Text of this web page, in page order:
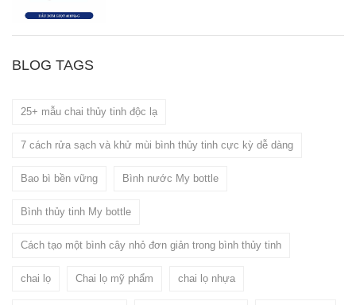
BLOG TAGS
25+ mẫu chai thủy tinh độc lạ
7 cách rửa sạch và khử mùi bình thủy tinh cực kỳ dễ dàng
Bao bì bền vững Bình nước My bottle
Bình thủy tinh My bottle
Cách tạo một bình cây nhỏ đơn giản trong bình thủy tinh
chai lọ Chai lọ mỹ phẩm chai lọ nhựa